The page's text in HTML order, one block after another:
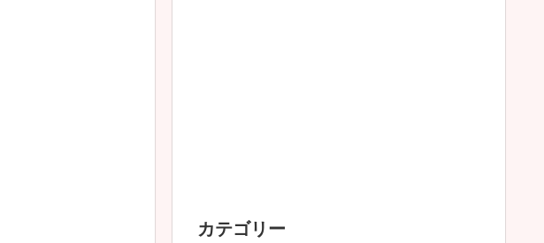
カテゴリー